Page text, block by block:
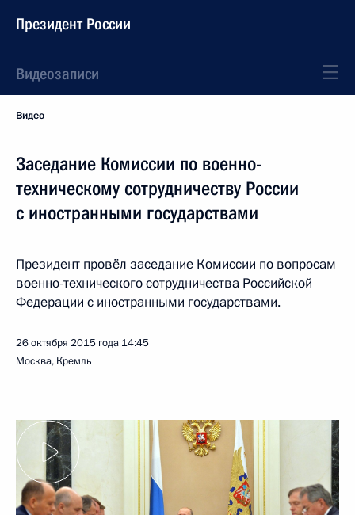
Президент России
Видеозаписи
Видео
Заседание Комиссии по военно-
техническому сотрудничеству России
с иностранными государствами
Президент провёл заседание Комиссии по вопросам
военно-технического сотрудничества Российской
Федерации с иностранными государствами.
26 октября 2015 года 14:45
Москва, Кремль